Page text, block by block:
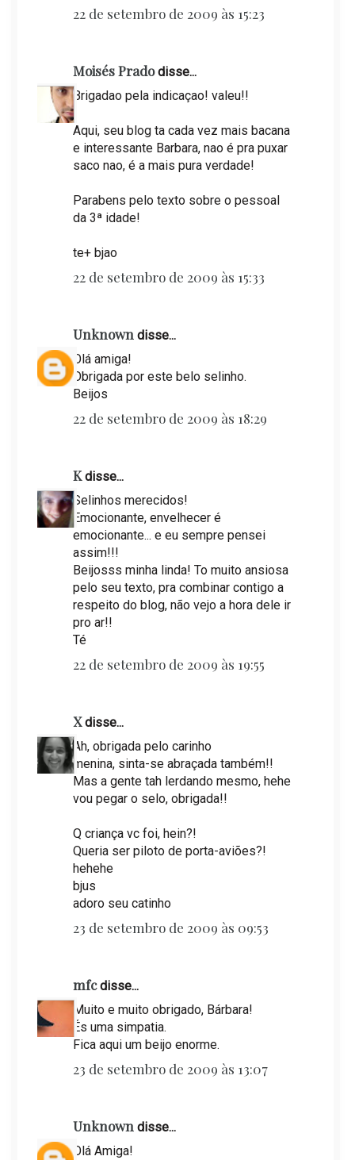
22 de setembro de 2009 às 15:23
Moisés Pradodisse...
Brigadao pela indicaçao! valeu!!
Aqui, seu blog ta cada vez mais bacana
e interessante Barbara, nao é pra puxar
saco nao, é a mais pura verdade!
Parabens pelo texto sobre o pessoal
da 3ª idade!
te+ bjao
22 de setembro de 2009 às 15:33
Unknowndisse...
Olá amiga!
Obrigada por este belo selinho.
Beijos
22 de setembro de 2009 às 18:29
Kdisse...
Selinhos merecidos!
Emocionante, envelhecer é
emocionante... e eu sempre pensei
assim!!!
Beijosss minha linda! To muito ansiosa
pelo seu texto, pra combinar contigo a
respeito do blog, não vejo a hora dele ir
pro ar!!
Té
22 de setembro de 2009 às 19:55
Xdisse...
Ah, obrigada pelo carinho
menina, sinta-se abraçada também!!
Mas a gente tah lerdando mesmo, hehe
vou pegar o selo, obrigada!!
Q criança vc foi, hein?!
Queria ser piloto de porta-aviões?!
hehehe
bjus
adoro seu catinho
23 de setembro de 2009 às 09:53
mfcdisse...
Muito e muito obrigado, Bárbara!
És uma simpatia.
Fica aqui um beijo enorme.
23 de setembro de 2009 às 13:07
Unknowndisse...
Olá Amiga!